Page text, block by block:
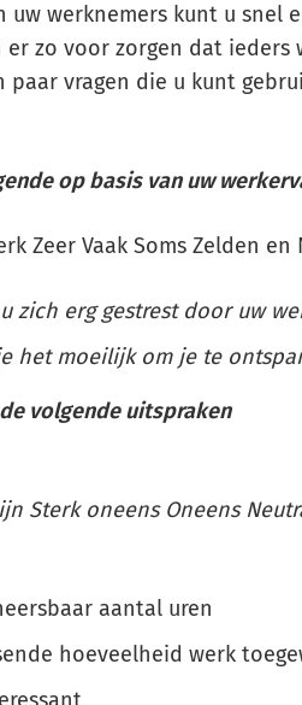
uw werknemers kunt u snel
zo voor zorgen dat
paar vragen die u kunt
op basis van uw
Zeer Vaak Soms Zelden en
zich erg gestrest door uw
het moeilijk om je te
volgende uitspraken
Sterk oneens Oneens
aantal uren
hoeveelheid werk